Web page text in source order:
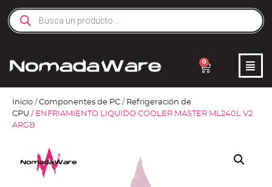
0
Inicio / Componentes de PC / Refrigeración de
CPU / ENFRIAMIENTO LIQUIDO COOLER MASTER ML240L V2
ARGB